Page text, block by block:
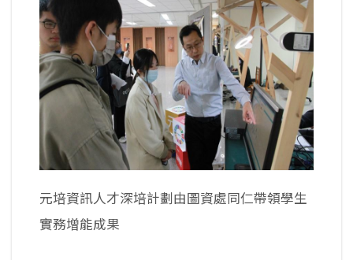
元培資訊人才深培計劃由圖資處同仁帶領學生
實務增能成果